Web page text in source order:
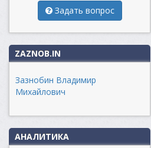
Задать вопрос
ZAZNOB.IN
Зазнобин Владимир
Михайлович
АНАЛИТИКА